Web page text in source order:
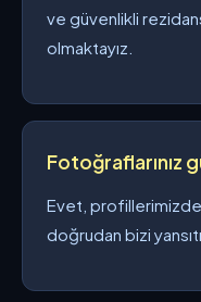
ve güvenlikli
olmaktayız.
Fotoğraflarınız
Evet,
doğrudan bizi